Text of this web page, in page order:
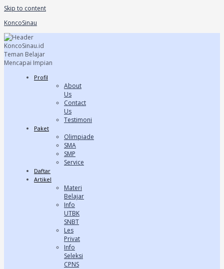
Skip to content
KoncoSinau
Profil
About
Us
Contact
Us
Testimoni
Paket
Olimpiade
SMA
SMP
Service
Daftar
Artikel
Materi
Belajar
Info
UTBK
SNBT
Les
Privat
Info
Seleksi
CPNS